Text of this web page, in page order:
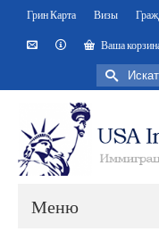
Грин Карта Визы
Ваша
Искать:
Меню